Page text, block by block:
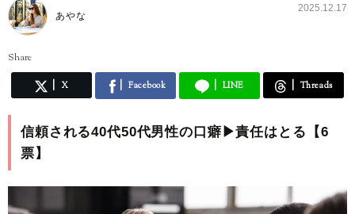
あやな
2025.12.17
Share
X Facebook LINE Threads
信頼される40代50代男性の口癖▶︎責任はとる【6
票】